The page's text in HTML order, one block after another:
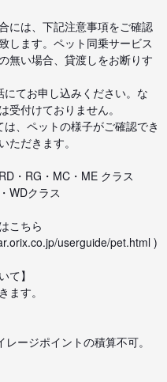
には、下記注意事項をご確認
します。ペット同乗サービス
無い場合、貸渡しをお断りす
てお申し込みください。な
付けておりません。
、ペットの様子がご確認でき
だきます。
・RG・MC・ME クラス
WDクラス
こちら
userguide/pet.html )
て】
す。
ージポイントの積算不可。